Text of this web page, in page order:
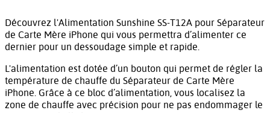
Découvrez l'Alimentation Sunshine SS-T12A pour Séparateur
de Carte Mère iPhone qui vous permettra d’alimenter ce
dernier pour un dessoudage simple et rapide.
L'alimentation est dotée d’un bouton qui permet de régler la
température de chauffe du Séparateur de Carte Mère
iPhone. Grâce à ce bloc d’alimentation, vous localisez la
zone de chauffe avec précision pour ne pas endommager le